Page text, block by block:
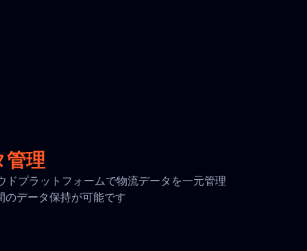
管理
ドプラットフォームで物流データを一元管理
のデータ保持が可能です